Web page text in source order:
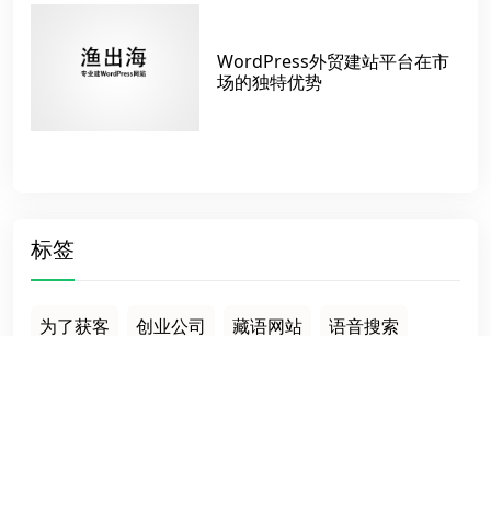
WordPress外贸建站平台在市
场的独特优势
标签
为了获客 创业公司 藏语网站 语音搜索